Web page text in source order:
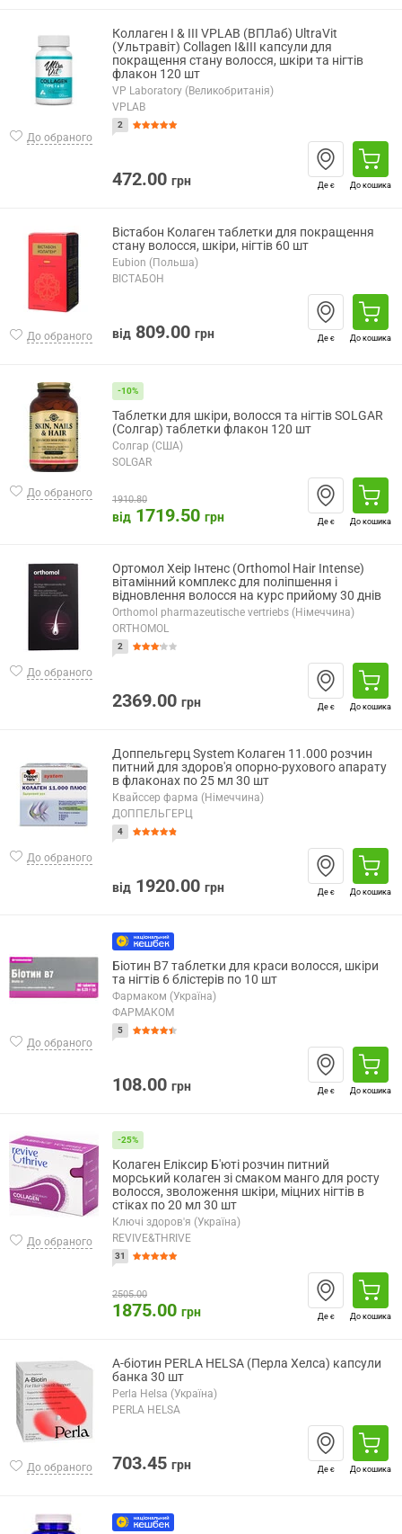
До обраного
Коллаген I & III VPLAB (ВПЛаб) UltraVit
(Ультравіт) Collagen I&III капсули для
покращення стану волосся, шкіри та нігтів
флакон 120 шт
VP Laboratory (Великобританія)
VPLAB
2
472.00 грн Де є До кошика
До обраного
Вістабон Колаген таблетки для покращення
стану волосся, шкіри, нігтів 60 шт
Eubion (Польша)
ВІСТАБОН
від 809.00 грн Де є До кошика
До обраного
-10%
Таблетки для шкіри, волосся та нігтів SOLGAR
(Солгар) таблетки флакон 120 шт
Солгар (США)
SOLGAR
1910.80
від 1719.50 грн Де є До кошика
До обраного
Ортомол Хеір Інтенс (Orthomol Hair Intense)
вітамінний комплекс для поліпшення і
відновлення волосся на курс прийому 30 днів
Orthomol pharmazeutische vertriebs (Німеччина)
ORTHOMOL
2
2369.00 грн Де є До кошика
До обраного
Доппельгерц System Колаген 11.000 розчин
питний для здоров'я опорно-рухового апарату
в флаконах по 25 мл 30 шт
Квайссер фарма (Німеччина)
ДОППЕЛЬГЕРЦ
4
від 1920.00 грн Де є До кошика
До обраного
Біотин В7 таблетки для краси волосся, шкіри
та нігтів 6 блістерів по 10 шт
Фармаком (Україна)
ФАРМАКОМ
5
108.00 грн Де є До кошика
До обраного
-25%
Колаген Еліксир Б'юті розчин питний
морський колаген зі смаком манго для росту
волосся, зволоження шкіри, міцних нігтів в
стіках по 20 мл 30 шт
Ключі здоров'я (Україна)
REVIVE&THRIVE
31
2505.00
1875.00 грн Де є До кошика
До обраного
А-біотин PERLA HELSA (Перла Хелса) капсули
банка 30 шт
Perla Helsa (Україна)
PERLA HELSA
703.45 грн Де є До кошика